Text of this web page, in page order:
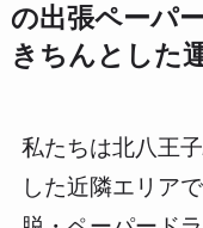
の出張ペーパ
きちんとした
私たちは北八王
した近隣エリア